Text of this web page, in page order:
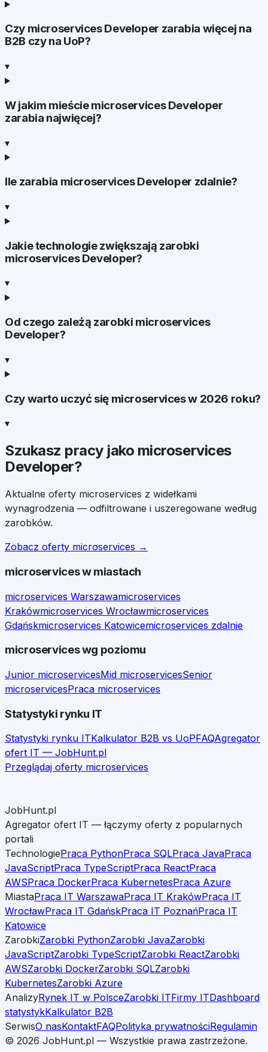
Czy microservices Developer zarabia więcej na
B2B czy na UoP?
▾
W jakim mieście microservices Developer
zarabia najwięcej?
▾
Ile zarabia microservices Developer zdalnie?
▾
Jakie technologie zwiększają zarobki
microservices Developer?
▾
Od czego zależą zarobki microservices
Developer?
▾
Czy warto uczyć się microservices w 2026 roku?
▾
Szukasz pracy jako microservices
Developer?
Aktualne oferty microservices z widełkami
wynagrodzenia — odfiltrowane i uszeregowane według
zarobków.
Zobacz oferty microservices →
microservicesw miastach
microservices Warszawamicroservices
Krakówmicroservices Wrocławmicroservices
Gdańskmicroservices Katowicemicroservices zdalnie
microserviceswg poziomu
Junior microservicesMid microservicesSenior
microservicesPraca microservices
Statystyki rynku IT
Statystyki rynku ITKalkulator B2B vs UoPFAQAgregator
ofert IT — JobHunt.pl
Przeglądaj oferty microservices
JobHunt.pl
Agregator ofert IT — łączymy oferty z popularnych
portali
TechnologiePraca PythonPraca SQLPraca JavaPraca
JavaScriptPraca TypeScriptPraca ReactPraca
AWSPraca DockerPraca KubernetesPraca Azure
MiastaPraca IT WarszawaPraca IT KrakówPraca IT
WrocławPraca IT GdańskPraca IT PoznańPraca IT
Katowice
ZarobkiZarobki PythonZarobki JavaZarobki
JavaScriptZarobki TypeScriptZarobki ReactZarobki
AWSZarobki DockerZarobki SQLZarobki
KubernetesZarobki Azure
AnalizyRynek IT w PolsceZarobki ITFirmy ITDashboard
statystykKalkulator B2B
SerwisO nasKontaktFAQPolityka prywatnościRegulamin
© 2026 JobHunt.pl — Wszystkie prawa zastrzeżone.